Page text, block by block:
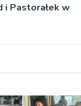
i Pastorałek w